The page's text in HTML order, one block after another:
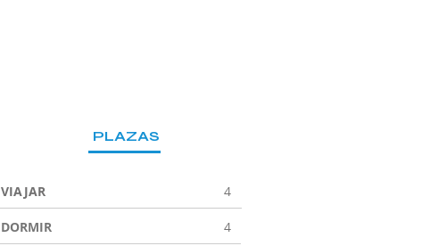
PLAZAS
VIAJAR 4
DORMIR 4